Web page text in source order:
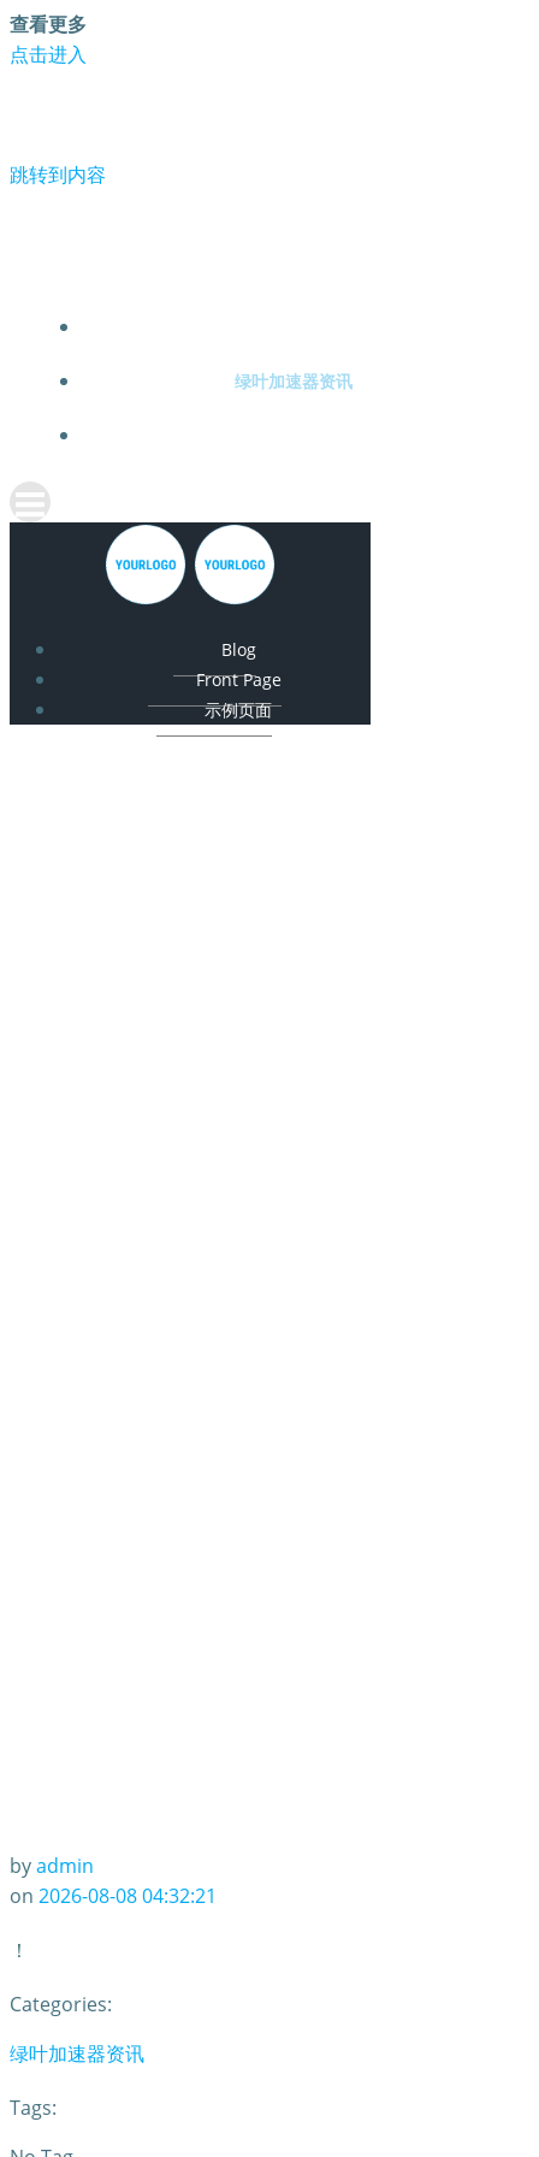
查看更多
点击进入
跳转到内容
绿叶加速器资讯
Blog
Front Page
示例页面
byadmin
on 2026-08-08 04:32:21
！
Categories:
绿叶加速器资讯
Tags: